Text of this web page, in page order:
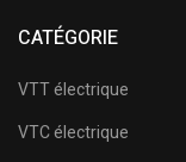
CATÉGORIE
VTT électrique
VTC électrique